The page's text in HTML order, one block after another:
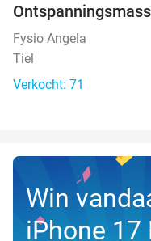
Fysio Angela
Tiel
Verkocht: 71
Win
iPhone 17